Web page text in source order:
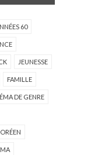
60
JEUNESSE
FAMILLE
DE GENRE